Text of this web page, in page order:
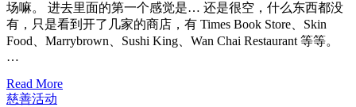
场嘛。 进去里面的第一个感觉是… 还是很空，什么东西都没
有，只是看到开了几家的商店，有 Times Book Store、Skin
Food、Marrybrown、Sushi King、Wan Chai Restaurant 等等。
…
Read More
慈善活动